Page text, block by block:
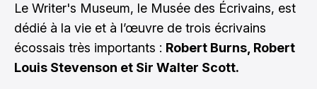
Le Writer's Museum, le Musée des Écrivains, est
dédié à la vie et à l’œuvre de trois écrivains
écossais très importants : Robert Burns, Robert
Louis Stevenson et Sir Walter Scott.